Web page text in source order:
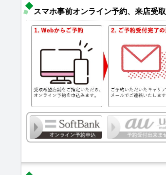
スマホ事前オンライン予約、来店受取